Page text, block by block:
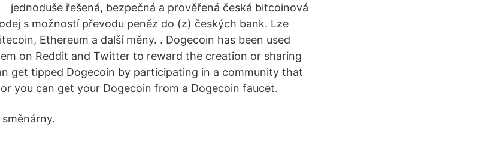
jednoduše řešená, bezpečná a prověřená česká bitcoinová
s možností převodu peněz do (z) českých bank. Lze
Ethereum a další měny. . Dogecoin has been used
on Reddit and Twitter to reward the creation or sharing
get tipped Dogecoin by participating in a community that
you can get your Dogecoin from a Dogecoin faucet.